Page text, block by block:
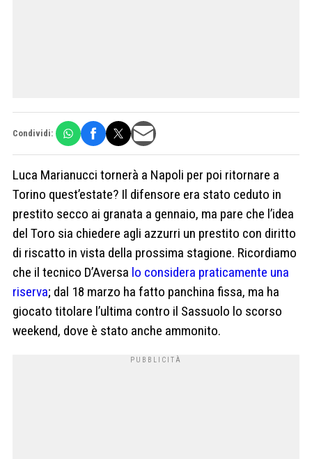
Condividi:
Luca Marianucci tornerà a Napoli per poi ritornare a
Torino quest’estate? Il difensore era stato ceduto in
prestito secco ai granata a gennaio, ma pare che l’idea
del Toro sia chiedere agli azzurri un prestito con diritto
di riscatto in vista della prossima stagione. Ricordiamo
che il tecnico D’Aversa lo considera praticamente una
riserva; dal 18 marzo ha fatto panchina fissa, ma ha
giocato titolare l’ultima contro il Sassuolo lo scorso
weekend, dove è stato anche ammonito.